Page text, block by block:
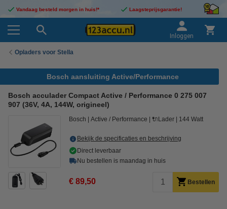
Vandaag besteld morgen in huis!* Laagsteprijsgarantie!
Inloggen
Opladers voor Stella
Bosch aansluiting Active/Performance
Bosch acculader Compact Active / Performance 0 275 007
907 (36V, 4A, 144W, origineel)
Bosch Active / Performance 🔌Lader 144 Watt
Bekijk de specificaties en beschrijving
Direct leverbaar
Nu bestellen is maandag in huis
€ 89,50 Bestellen